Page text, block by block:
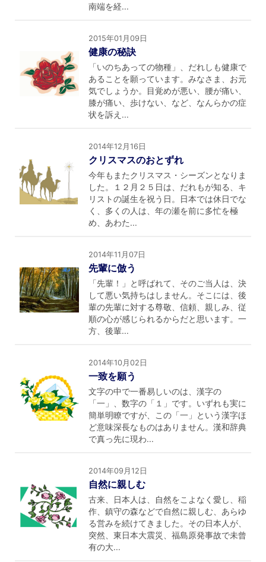
南端を経...
2015年01月09日
健康の秘訣
「いのちあっての物種」、だれしも健康で
あることを願っています。みなさま、お元
気でしょうか。目覚めが悪い、腰が痛い、
膝が痛い、歩けない、など、なんらかの症
状を訴え...
2014年12月16日
クリスマスのおとずれ
今年もまたクリスマス・シーズンとなりま
した。１２月２５日は、だれもが知る、キ
リストの誕生を祝う日。日本では休日でな
く、多くの人は、年の瀬を前に多忙を極
め、あわた...
2014年11月07日
先輩に倣う
「先輩！」と呼ばれて、そのご当人は、決
して悪い気持ちはしません。そこには、後
輩の先輩に対する尊敬、信頼、親しみ、従
順の心が感じられるからだと思います。一
方、後輩...
2014年10月02日
一致を願う
文字の中で一番易しいのは、漢字の
「一」、数字の「１」です。いずれも実に
簡単明瞭ですが、この「一」という漢字ほ
ど意味深長なものはありません。漢和辞典
で真っ先に現わ...
2014年09月12日
自然に親しむ
古来、日本人は、自然をこよなく愛し、稲
作、鎮守の森などで自然に親しむ、あらゆ
る営みを続けてきました。その日本人が、
突然、東日本大震災、福島原発事故で未曾
有の大...